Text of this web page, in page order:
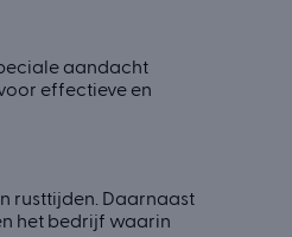
aandacht
effectieve en
rusttijden. Daarnaast
het bedrijf waarin